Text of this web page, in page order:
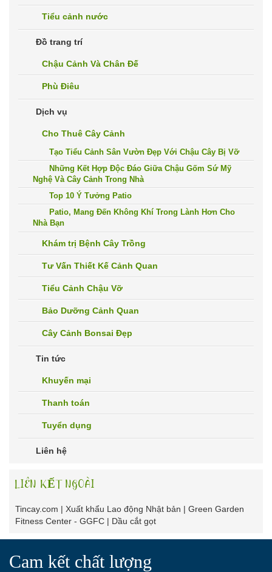
Tiểu cảnh nước
Đồ trang trí
Chậu Cảnh Và Chân Đế
Phù Điêu
Dịch vụ
Cho Thuê Cây Cảnh
Tạo Tiểu Cảnh Sân Vườn Đẹp Với Chậu Cây Bị Vỡ
Những Kết Hợp Độc Đáo Giữa Chậu Gốm Sứ Mỹ
Nghệ Và Cây Cảnh Trong Nhà
Top 10 Ý Tưởng Patio
Patio, Mang Đến Không Khí Trong Lành Hơn Cho
Nhà Bạn
Khám trị Bệnh Cây Trồng
Tư Vấn Thiết Kế Cảnh Quan
Tiểu Cảnh Chậu Vỡ
Bảo Dưỡng Cảnh Quan
Cây Cảnh Bonsai Đẹp
Tin tức
Khuyến mại
Thanh toán
Tuyển dụng
Liên hệ
LIÊN KẾT NGOÀI
Tincay.com | Xuất khẩu Lao động Nhật bản | Green Garden
Fitness Center - GGFC | Dầu cắt gọt
Cam kết chất lượng